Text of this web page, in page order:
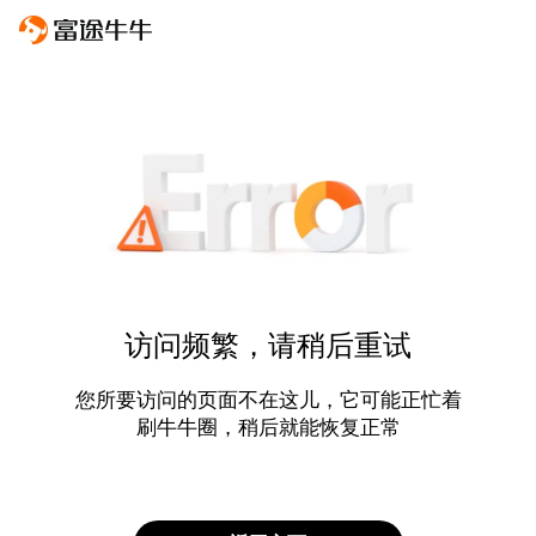
访问频繁，请稍后重试
您所要访问的页面不在这儿，它可能正忙着
刷牛牛圈，稍后就能恢复正常